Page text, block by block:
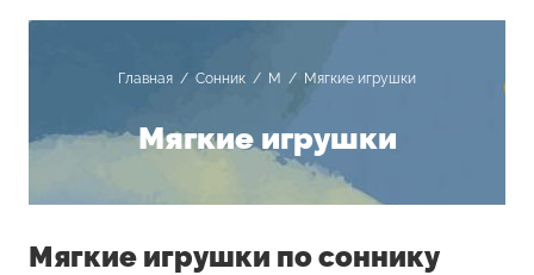
Главная / Сонник / М / Мягкие игрушки
Мягкие игрушки
Мягкие игрушки по соннику